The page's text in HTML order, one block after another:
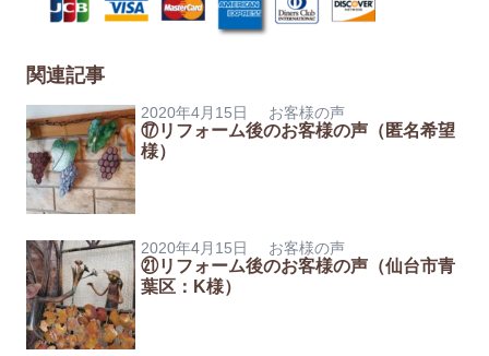
関連記事
2020年4月15日 お客様の声
⑰リフォーム後のお客様の声（匿名希望
様）
2020年4月15日 お客様の声
㉑リフォーム後のお客様の声（仙台市青
葉区：K様）